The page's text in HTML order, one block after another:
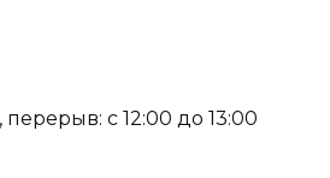
с 12:00 до 13:00